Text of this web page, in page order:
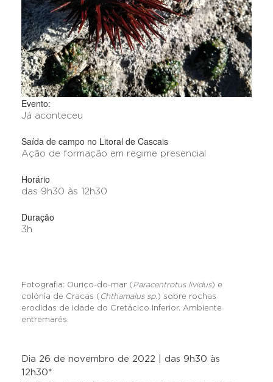
Evento:
Já aconteceu
Saída de campo no Litoral de Cascais
Ação de formação em regime presencial
Horário
das 9h30 às 12h30
Duração
3h
Fotografia: Ouriço-do-mar (Paracentrotus lividus) e
colónia de Cracas ( Chthamalus sp.) sobre rochas
erodidas de idade do Cretácico Inferior. Ambiente
entremarés.
Dia 26 de novembro de 2022 | das 9h30 às
12h30*